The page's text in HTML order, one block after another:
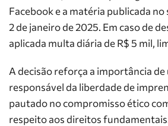
Facebook e a matéria publicada no
2 de janeiro de 2025. Em caso de
aplicada multa diária de R$ 5 mil,
A decisão reforça a importância
responsável da liberdade de
pautado no compromisso ético
respeito aos direitos